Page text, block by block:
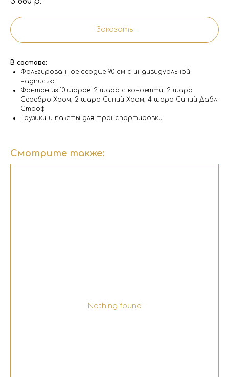
Заказать
В составе:
Фольгированное сердце 90 см с индивидуальной
надписью
Фонтан из 10 шаров: 2 шара с конфетти, 2 шара
Серебро Хром, 2 шара Синий Хром, 4 шара Синий Дабл
Стафф
Грузики и пакеты для транспортировки
Смотрите также:
Nothing found